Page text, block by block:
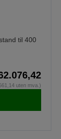
til 400
uten mva.)